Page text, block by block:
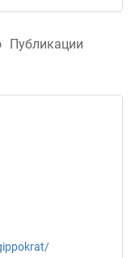
Публикации